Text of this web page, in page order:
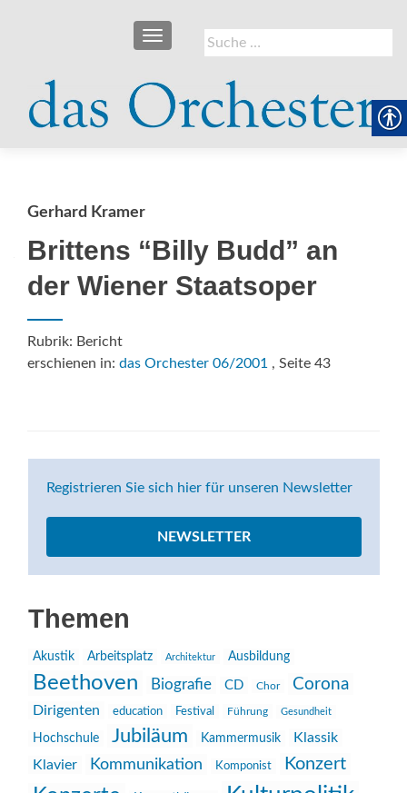
Suche
nach:
SCHALTE NAVIGATION
Gerhard Kramer
Brittens “Billy Budd” an
der Wiener Staatsoper
Rubrik: Bericht
erschienen in: das Orchester 06/2001 , Seite 43
Registrieren Sie sich hier für unseren Newsletter
NEWSLETTER
Themen
Akustik Arbeitsplatz Architektur Ausbildung
Beethoven Biografie CD Chor Corona
Dirigenten education Festival Führung Gesundheit
Hochschule Jubiläum Kammermusik
Klassik
Klavier
Kommunikation Komponist Konzert